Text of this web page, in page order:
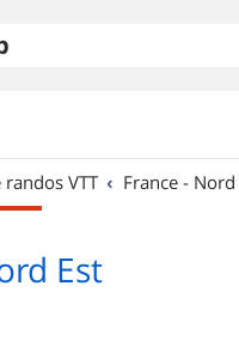
randos VTT France - Nord
Est